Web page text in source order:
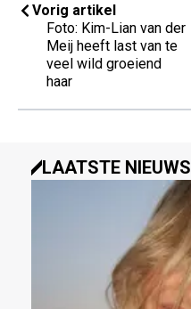
Vorig artikel
Foto: Kim-Lian van der
Meij heeft last van te
veel wild groeiend
haar
LAATSTE NIEUWS